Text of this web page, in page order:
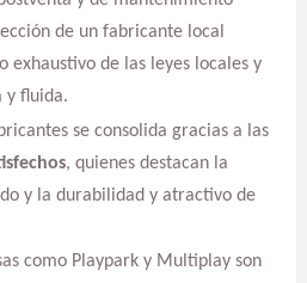
de un fabricante local
exhaustivo de las leyes locales y
y fluida.
se consolida gracias a las
, quienes destacan la
y la durabilidad y atractivo de
como Playpark y Multiplay son